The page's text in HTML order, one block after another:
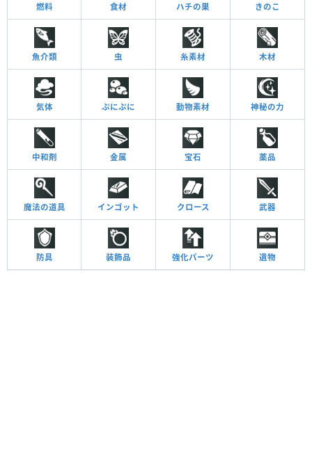
燃料 食材 ハチの巣 きのこ
魚介類 虫 糸素材 木材
気体 ぷにぷに 動物素材 神秘の力
中和剤 金属 宝石 薬品
魔法の道具 インゴット クロース 武器
防具 装飾品 強化パーツ 遺物